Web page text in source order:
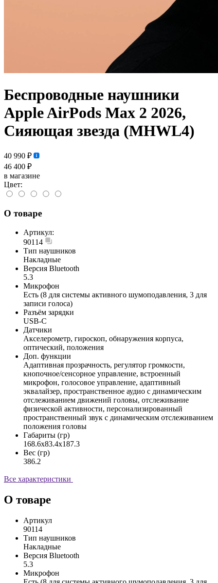
Беспроводные наушники
Apple AirPods Max 2 2026,
Сияющая звезда (MHWL4)
40 990 ₽
46 400 ₽
в магазине
Цвет:
О товаре
Артикул:
90114
Тип наушников
Накладные
Версия Bluetooth
5.3
Микрофон
Есть (8 для системы активного шумоподавления, 3 для
записи голоса)
Разъём зарядки
USB-C
Датчики
Акселерометр, гироскоп, обнаружения корпуса,
оптический, положения
Доп. функции
Адаптивная прозрачность, регулятор громкости,
кнопочное/сенсорное управление, встроенный
микрофон, голосовое управление, aдаптивный
эквалайзер, пространственное аудио с динамическим
отслеживанием движений головы, отслеживание
физической активности, персонализированный
пространственный звук с динамическим отслеживанием
положения головы
Габариты (гр)
168.6x83.4x187.3
Вес (гр)
386.2
Все характеристики
О товаре
Артикул
90114
Тип наушников
Накладные
Версия Bluetooth
5.3
Микрофон